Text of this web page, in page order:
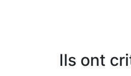
Ils ont